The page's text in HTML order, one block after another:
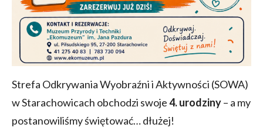
Strefa Odkrywania Wyobraźni i Aktywności (SOWA)
w Starachowicach obchodzi swoje4. urodziny– a my
postanowiliśmy świętować… dłużej!